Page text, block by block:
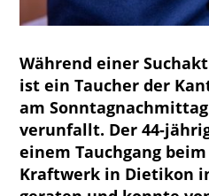
Während einer
ist ein Taucher der
am Sonntagnachmittag
verunfallt. Der 44-
einem Tauchgang
Kraftwerk in Dietikon